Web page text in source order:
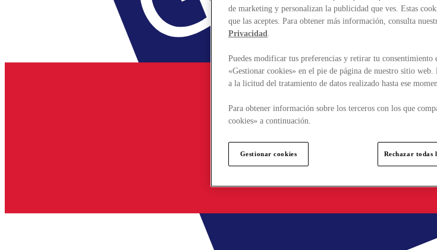
de marketing y personalizan la publicidad que ves. Estas
que las aceptes. Para obtener más información, consulta
Privacidad.
Puedes modificar tus preferencias y retirar tu
«Gestionar cookies» en el pie de página de nuestro sitio
a la licitud del tratamiento de datos realizado hasta ese
Para obtener información sobre los terceros con los que
cookies» a continuación.
Gestionar cookies Rechazar todas